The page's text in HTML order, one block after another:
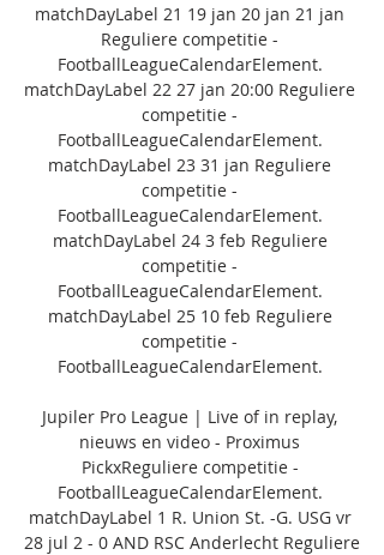
matchDayLabel 21 19 jan 20 jan 21 jan
Reguliere competitie -
FootballLeagueCalendarElement.
matchDayLabel 22 27 jan 20:00 Reguliere
competitie -
FootballLeagueCalendarElement.
matchDayLabel 23 31 jan Reguliere
competitie -
FootballLeagueCalendarElement.
matchDayLabel 24 3 feb Reguliere
competitie -
FootballLeagueCalendarElement.
matchDayLabel 25 10 feb Reguliere
competitie -
FootballLeagueCalendarElement.
Jupiler Pro League | Live of in replay,
nieuws en video - Proximus
PickxReguliere competitie -
FootballLeagueCalendarElement.
matchDayLabel 1 R. Union St. -G. USG vr
28 jul 2 - 0 AND RSC Anderlecht Reguliere